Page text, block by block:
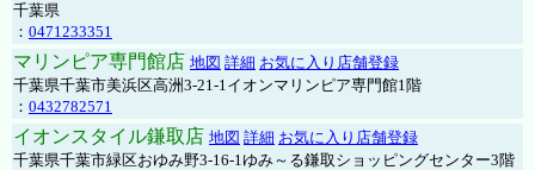
千葉県
： 0471233351
マリンピア専門館店 地図 詳細 お気に入り店舗登録
千葉県千葉市美浜区高洲3-21-1イオンマリンピア専門館1階
： 0432782571
イオンスタイル鎌取店 地図 詳細 お気に入り店舗登録
千葉県千葉市緑区おゆみ野3-16-1ゆみ～る鎌取ショッピングセンター3階